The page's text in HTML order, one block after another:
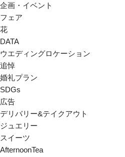
企画・イベント
フェア
花
DATA
ウエディングロケーション
追悼
婚礼プラン
SDGs
広告
デリバリー&テイクアウト
ジュエリー
スイーツ
AfternoonTea